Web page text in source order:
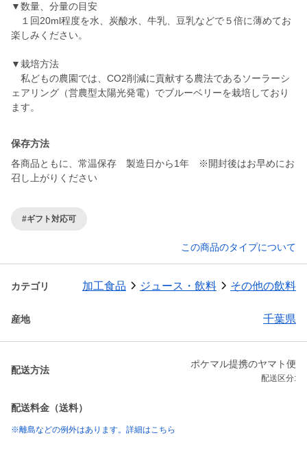
▼数量、分量の目安
１回20ml程度を水、炭酸水、牛乳、豆乳などで５倍に薄めてお
楽しみください。
▼栽培方法
私どもの農園では、CO2削減に貢献する農法であるソーラーシ
ェアリング（営農型太陽光発電）でブルーベリーを栽培しており
ます。
保存方法
各商品ともに、常温保存 製造日から1年 ※開封後はお早めにお
召し上がりください
#ギフト対応可
この商品のタイプについて
カテゴリ 加工食品 ジュース・飲料 その他の飲料
産地 千葉県
配送方法
ポケマル提携のヤマト便
配送区分:
配送料金（送料）
※離島などの例外はあります。詳細はこちら